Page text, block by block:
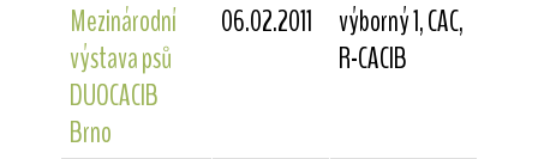
Mezinárodní
výstava psů
DUOCACIB
Brno
06.02.2011
výborný 1, CAC,
R-CACIB